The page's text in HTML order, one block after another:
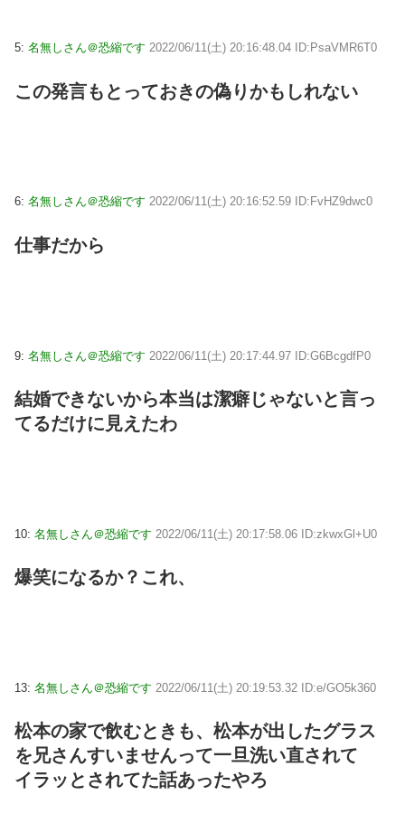
5: 名無しさん＠恐縮です 2022/06/11(土) 20:16:48.04 ID:PsaVMR6T0
この発言もとっておきの偽りかもしれない
6: 名無しさん＠恐縮です 2022/06/11(土) 20:16:52.59 ID:FvHZ9dwc0
仕事だから
9: 名無しさん＠恐縮です 2022/06/11(土) 20:17:44.97 ID:G6BcgdfP0
結婚できないから本当は潔癖じゃないと言っ
てるだけに見えたわ
10: 名無しさん＠恐縮です 2022/06/11(土) 20:17:58.06 ID:zkwxGl+U0
爆笑になるか？これ、
13: 名無しさん＠恐縮です 2022/06/11(土) 20:19:53.32 ID:e/GO5k360
松本の家で飲むときも、松本が出したグラス
を兄さんすいませんって一旦洗い直されて
イラッとされてた話あったやろ